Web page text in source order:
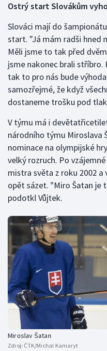
Stolní tenis
Triatlon
Veslování
Vodní slalom
Volejbal
Ostatní
Ostrý start Slovákům
Slováci mají do
start. "Já mám radši hned
Měli jsme to tak před
jsme nakonec brali stříbro.
tak to pro nás bude
samozřejmé, že když
dostaneme trošku pod
V týmu má i
národního týmu Miroslava
nominace na olympijské
velký rozruch. Po
mistra světa z roku 2002 a
opět sázet. "Miro Šatan je
podotkl Vůjtek.
Miroslav Šatan
Zdroj: ČTK/Michal Kamaryt